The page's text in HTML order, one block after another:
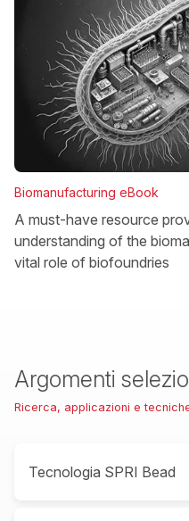
Biomanufacturing eBook
A must-have resource
understanding of the
vital role of biofoundries
Argomenti
Ricerca, applicazioni e
Tecnologia SPRI Bead